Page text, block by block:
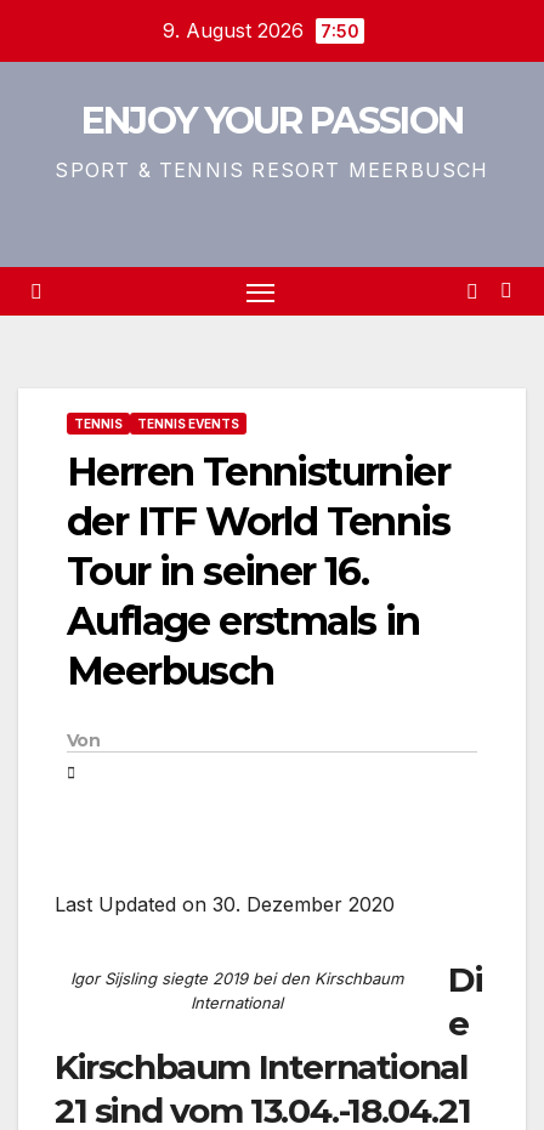
9. August 2026 7:50
ENJOY YOUR PASSION
SPORT & TENNIS RESORT MEERBUSCH
TENNIS TENNIS EVENTS
Herren Tennisturnier
der ITF World Tennis
Tour in seiner 16.
Auflage erstmals in
Meerbusch
Von
Last Updated on 30. Dezember 2020
Igor Sijsling siegte 2019 bei den Kirschbaum
International
Di
e
Kirschbaum International
21 sind vom 13.04.-18.04.21